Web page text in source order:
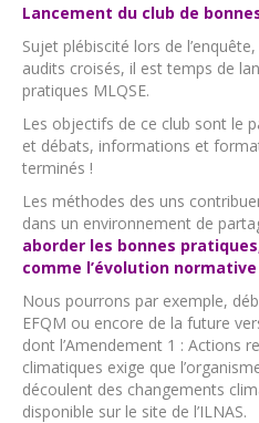
Lancement du club de
Sujet plébiscité lors de
audits croisés, il est temps de
pratiques MLQSE.
Les objectifs de ce club sont le
et débats, informations et
terminés !
Les méthodes des uns
dans un environnement de
aborder les bonnes
comme l’évolution
Nous pourrons par exemple,
EFQM ou encore de la future
dont l’Amendement 1 : Actions
climatiques exige que
découlent des changements
disponible sur le site de l’ILNAS.